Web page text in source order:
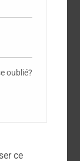
oublié?
ce